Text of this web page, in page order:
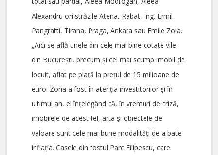
Alexandru ori străzile Atena, Rabat, Ing. Ermil
Pangratti, Tirana, Praga, Ankara sau Emile Zola.
„Aici se află unele din cele mai bine cotate vile
din București, precum și cel mai scump imobil de
locuit, aflat pe piață la prețul de 15 milioane de
euro. Zona a fost în atenția investitorilor și în
ultimul an, ei înțelegând că, în vremuri de criză,
imobilele de acest fel, arta și obiectele de
valoare sunt cele mai bune modalități de a bate
inflația. Casele din fostul Parc Filipescu, care